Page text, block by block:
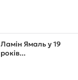
Ламін Ямаль у 19
років...